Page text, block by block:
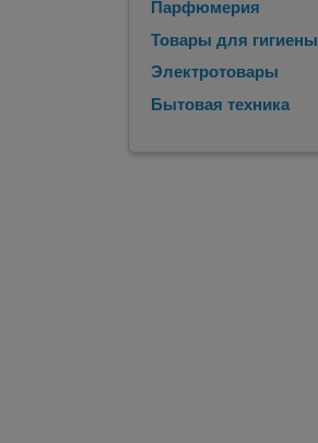
Парфюмерия
Товары для гигиены
Электротовары
Бытовая техника